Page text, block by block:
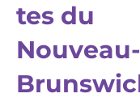
tes du
Nouveau-